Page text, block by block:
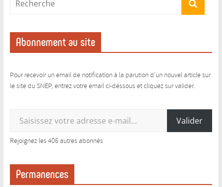
Abonnement au site
Pour recevoir un email de notification à la parution d'un nouvel article sur
le site du SNEP, entrez votre email ci-dessous et cliquez sur valider.
Valider
Rejoignez les 406 autres abonnés
Permanences